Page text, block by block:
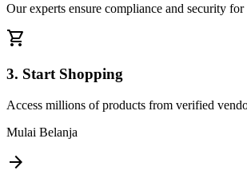
Our experts ensure compliance and security for
shopping_cart
3. Start Shopping
Access millions of products from verified
Mulai Belanja
arrow_forward